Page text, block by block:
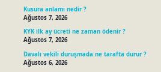
Kusura anlamı nedir ?
Ağustos 7, 2026
KYK ilk ay ücreti ne zaman ödenir ?
Ağustos 7, 2026
Davalı vekili duruşmada ne tarafta durur ?
Ağustos 6, 2026